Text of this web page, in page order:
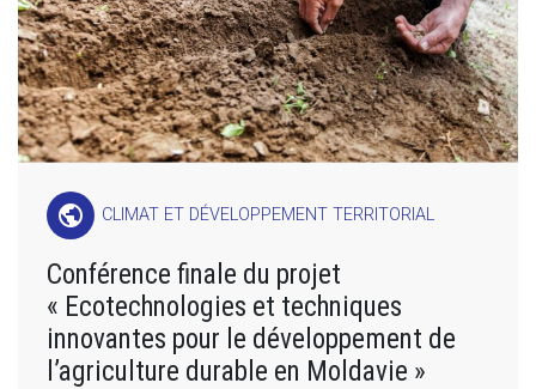
public CLIMAT ET DÉVELOPPEMENT TERRITORIAL
Conférence finale du projet
« Ecotechnologies et techniques
innovantes pour le développement de
l’agriculture durable en Moldavie »